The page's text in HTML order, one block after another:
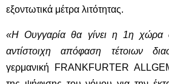
εξοντωτικά μέτρα λιτότητας.
«Η Ουγγαρία θα γίνει η 1η
αντίστοιχη απόφαση τέτοιων
γερμανική FRANKFURTER